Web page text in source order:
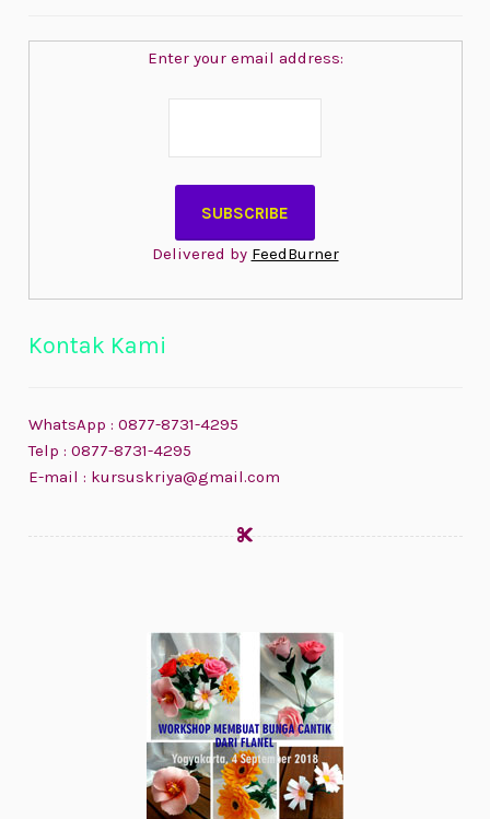
Enter your email address:
Delivered by FeedBurner
Kontak Kami
WhatsApp : 0877-8731-4295
Telp : 0877-8731-4295
E-mail : kursuskriya@gmail.com